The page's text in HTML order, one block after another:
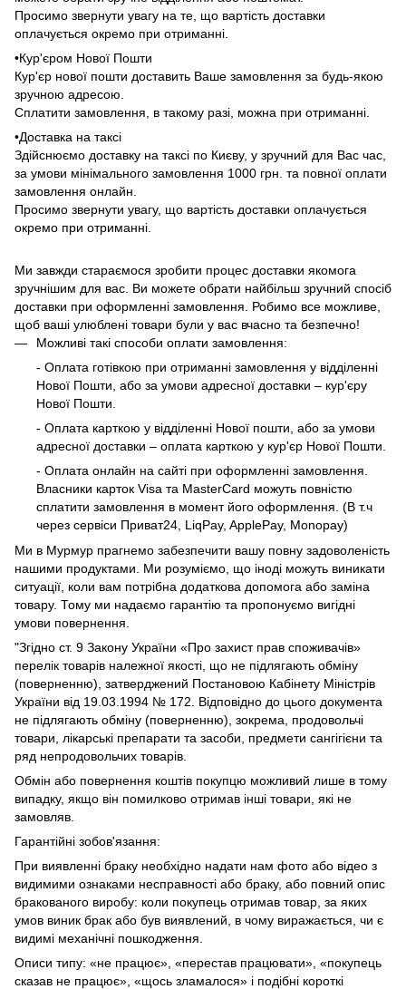
Просимо звернути увагу на те, що вартість доставки
оплачується окремо при отриманні.
•Кур'єром Нової Пошти
Кур'єр нової пошти доставить Ваше замовлення за будь-якою
зручною адресою.
Сплатити замовлення, в такому разі, можна при отриманні.
•Доставка на таксі
Здійснюємо доставку на таксі по Києву, у зручний для Вас час,
за умови мінімального замовлення 1000 грн. та повної оплати
замовлення онлайн.
Просимо звернути увагу, що вартість доставки оплачується
окремо при отриманні.
Ми завжди стараємося зробити процес доставки якомога
зручнішим для вас. Ви можете обрати найбільш зручний спосіб
доставки при оформленні замовлення. Робимо все можливе,
щоб ваші улюблені товари були у вас вчасно та безпечно!
Можливі такі способи оплати замовлення:
- Оплата готівкою при отриманні замовлення у відділенні
Нової Пошти, або за умови адресної доставки – кур'єру
Нової Пошти.
- Оплата карткою у відділенні Нової пошти, або за умови
адресної доставки – оплата карткою у кур'єр Нової Пошти.
- Оплата онлайн на сайті при оформленні замовлення.
Власники карток Visa та MasterCard можуть повністю
сплатити замовлення в момент його оформлення. (В т.ч
через сервіси Приват24, LiqPay, ApplePay, Monopay)
Ми в Мурмур прагнемо забезпечити вашу повну задоволеність
нашими продуктами. Ми розуміємо, що іноді можуть виникати
ситуації, коли вам потрібна додаткова допомога або заміна
товару. Тому ми надаємо гарантію та пропонуємо вигідні
умови повернення.
"Згідно ст. 9 Закону України «Про захист прав споживачів»
перелік товарів належної якості, що не підлягають обміну
(поверненню), затверджений Постановою Кабінету Міністрів
України від 19.03.1994 № 172. Відповідно до цього документа
не підлягають обміну (поверненню), зокрема, продовольчі
товари, лікарські препарати та засоби, предмети сангігієни та
ряд непродовольчих товарів.
Обмін або повернення коштів покупцю можливий лише в тому
випадку, якщо він помилково отримав інші товари, які не
замовляв.
Гарантійні зобов'язання:
При виявленні браку необхідно надати нам фото або відео з
видимими ознаками несправності або браку, або повний опис
бракованого виробу: коли покупець отримав товар, за яких
умов виник брак або був виявлений, в чому виражається, чи є
видимі механічні пошкодження.
Описи типу: «не працює», «перестав працювати», «покупець
сказав не працює», «щось зламалося» і подібні короткі